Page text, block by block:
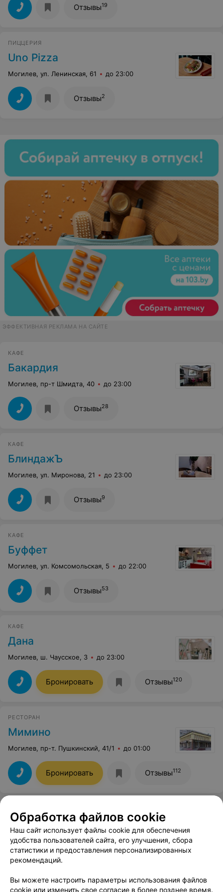
Отзывы19
ПИЦЦЕРИЯ
Uno Pizza
Могилев, ул. Ленинская, 61 до 23:00
Отзывы2
ЭФФЕКТИВНАЯ РЕКЛАМА НА САЙТЕ
КАФЕ
Бакардия
Могилев, пр-т Шмидта, 40 до 23:00
Отзывы28
КАФЕ
БлиндажЪ
Могилев, ул. Миронова, 21 до 23:00
Отзывы9
КАФЕ
Буффет
Могилев, ул. Комсомольская, 5 до 22:00
Отзывы53
КАФЕ
Дана
Могилев, ш. Чаусское, 3 до 23:00
Бронировать Отзывы120
РЕСТОРАН
Мимино
Могилев, пр-т. Пушкинский, 41/1 до 01:00
Бронировать Отзывы112
Игроленд
Могилев, пр-т Пушкинский, 30 до 21:00
Обработка файлов cookie
Наш сайт использует файлы cookie для обеспечения
удобства пользователей сайта, его улучшения, сбора
статистики и предоставления персонализированных
рекомендаций.
Вы можете настроить параметры использования файлов
cookie или изменить свое согласие в более позднее время.